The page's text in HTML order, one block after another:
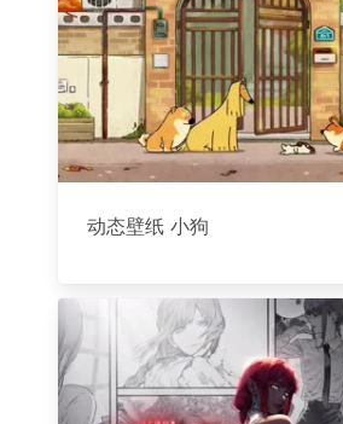
动态壁纸 小狗